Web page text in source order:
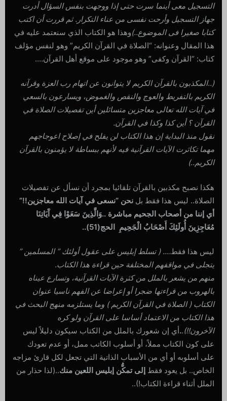
التسجيل معى أينما سرت حتى إذا ووجهت بنفس السؤال أدرت
جهاز التسجيل وأرحت نفسى من عناء التكرار. ثم قررت أن اكتب
كتابا صغيرا فى الموضوع..)وهذا هو الكتاب الذي سنعتمد عليه في
هذا المقال وعنوانه: “الصلاة في القرآن الكريم” وهو لنفس مؤلف
كتاب: “القرآن وكفى” وهو موجود على موقع أهل القرآن….
(..المكذبون بالقرآن الكريم لا يتوانون عن اتهام رب العزة وقرآنه
الكريم بالتفريط والعوج والنقص والغموض، ويسارعون بالسعي
في آيات الله تعالى معاجزين متسائلين أين تفصيلات الصلاة في
القرآن ؟ أين كذا وكذا في القرآن.
نقول منذ البداية إن هذا الكتاب لن يفلح في إصلاح اعوجاجهم
مهما تكاثرت الآيات القرآنية فيه لأنهم ببساطة لا يؤمنون بالقرآن
الكريم..)
هكذا نصبح مكذبين بالقرآن تلقائيا بمجرد أن نسأل عن تفصيلات
الصلاة.. ليس هذا فقط بل نحن “نسعى في آيات الله معاجزين!!”
أي إننا من أصحاب الجحيم مباشرة ..وَالَّذِينَ سَعَوْا فِي آَيَاتِنَا
مُعَاجِزِينَ أُولَئِكَ أَصْحَابُ الْجَحِيمِ الحج(51)
..
ليس هذا فقط…. ( تسلط إبليس على عقول أولئك ” المسلمين ”
يتجلى في مواقفهم المختلفة حين قراءة هذا الكتاب.
منهم من يشعر بالملل من كثرة الآيات القرآنية، وتسارع عيناه
بالهروب من قراءتها ضجرا أو إعراضا عن الفهم ناسيا عنوان
الكتاب ( الصلاة في القرآن الكريم ) وما يستلزمه منهج البحث في
هذا الكتاب من الاعتماد أساسا على القرآن ولو كره
الآخرون!!).
.أي إن شعورك بالملل من الكتاب سيكون دليلاً ليس
على كون الكتاب مملاً، أو أسلوب الكاتب ممل، أو عدم تعودك
على أسلوبه أو أي من الأسباب الذاتية التي تجعل لكل قارئ مزاجه
الخاص.. بل يعود فقط إلى تمكُّن إبليس اللعين منك..(لذا حذار من
الملل أثناء قراءة الكتاب!)..